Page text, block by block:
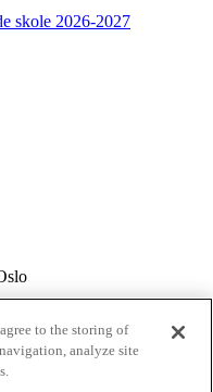
skole 2026-2027
to the storing of
analyze site